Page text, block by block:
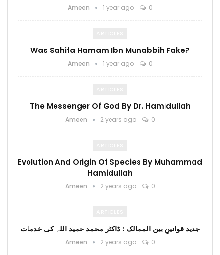
Ameen 1 year ago 0
Was Sahifa Hamam Ibn Munabbih Fake?
Ameen 1 year ago 0
The Messenger Of God By Dr. Hamidullah
Ameen 2 years ago 0
Evolution And Origin Of Species By Muhammad
Hamidullah
Ameen 2 years ago 0
جدید قوانینِ بین الممالک : ڈاکٹر محمد حمید اللہ کی خدمات
Ameen 2 years ago 0